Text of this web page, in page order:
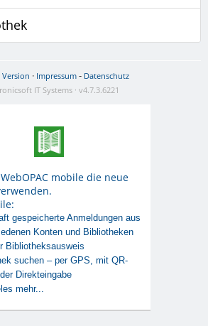
· Impressum- Datenschutz
IT Systems · v4.7.3.6221
mobile die neue
gespeicherte Anmeldungen aus
Konten und Bibliotheken
Bibliotheksausweis
suchen – per GPS, mit QR-
Direkteingabe
mehr...